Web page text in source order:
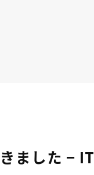
ました −